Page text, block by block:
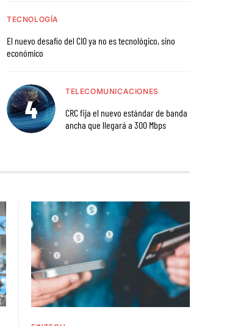
TECNOLOGÍA
El nuevo desafío del CIO ya no es tecnológico, sino
económico
TELECOMUNICACIONES
CRC fija el nuevo estándar de banda
ancha que llegará a 300 Mbps